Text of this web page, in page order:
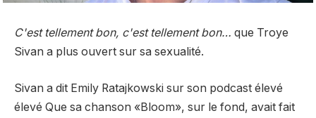
C'est tellement bon, c'est tellement bon… que Troye
Sivan a plus ouvert sur sa sexualité.
Sivan a dit Emily Ratajkowski sur son podcast élevé
élevé Que sa chanson «Bloom», sur le fond, avait fait